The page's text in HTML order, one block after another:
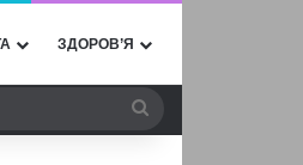
ЗДОРОВ’Я